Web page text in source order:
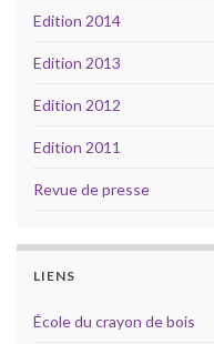
Edition 2014
Edition 2013
Edition 2012
Edition 2011
Revue de presse
LIENS
École du crayon de bois